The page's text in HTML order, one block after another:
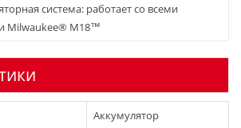
система: работает со всеми
Milwaukee® М18™
Аккумулятор